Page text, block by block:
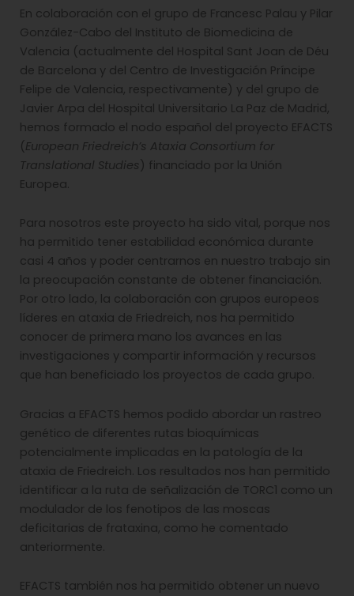
En colaboración con el grupo de Francesc Palau y Pilar
González-Cabo del Instituto de Biomedicina de
Valencia (actualmente del Hospital Sant Joan de Déu
de Barcelona y del Centro de Investigación Príncipe
Felipe de Valencia, respectivamente) y del grupo de
Javier Arpa del Hospital Universitario La Paz de Madrid,
hemos formado el nodo español del proyecto EFACTS
(European Friedreich’s Ataxia Consortium for
Translational Studies) financiado por la Unión
Europea.
Para nosotros este proyecto ha sido vital, porque nos
ha permitido tener estabilidad económica durante
casi 4 años y poder centrarnos en nuestro trabajo sin
la preocupación constante de obtener financiación.
Por otro lado, la colaboración con grupos europeos
líderes en ataxia de Friedreich, nos ha permitido
conocer de primera mano los avances en las
investigaciones y compartir información y recursos
que han beneficiado los proyectos de cada grupo.
Gracias a EFACTS hemos podido abordar un rastreo
genético de diferentes rutas bioquímicas
potencialmente implicadas en la patología de la
ataxia de Friedreich. Los resultados nos han permitido
identificar a la ruta de señalización de TORC1 como un
modulador de los fenotipos de las moscas
deficitarias de frataxina, como he comentado
anteriormente.
EFACTS también nos ha permitido obtener un nuevo